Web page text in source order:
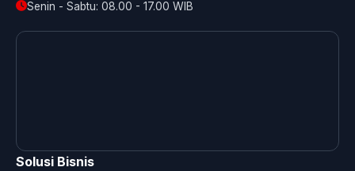
Senin - Sabtu: 08.00 - 17.00 WIB
Solusi Bisnis